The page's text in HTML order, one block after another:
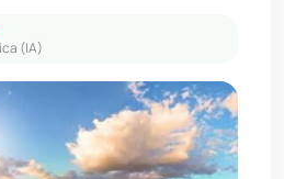
(IA)